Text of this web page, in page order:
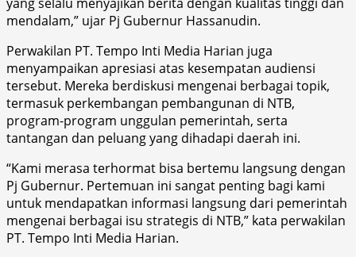
mendalam,” ujar Pj Gubernur Hassanudin.
Perwakilan PT. Tempo Inti Media Harian juga
menyampaikan apresiasi atas kesempatan audiensi
tersebut. Mereka berdiskusi mengenai berbagai topik,
termasuk perkembangan pembangunan di NTB,
program-program unggulan pemerintah, serta
tantangan dan peluang yang dihadapi daerah ini.
“Kami merasa terhormat bisa bertemu langsung dengan
Pj Gubernur. Pertemuan ini sangat penting bagi kami
untuk mendapatkan informasi langsung dari pemerintah
mengenai berbagai isu strategis di NTB,” kata perwakilan
PT. Tempo Inti Media Harian.